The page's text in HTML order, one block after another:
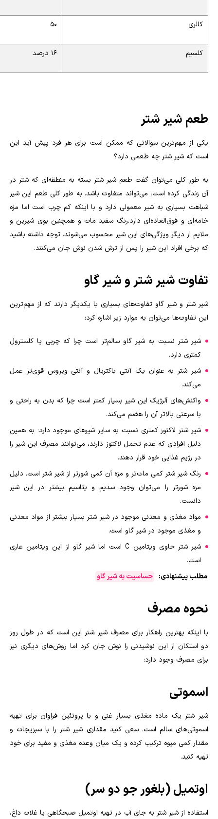
کالری 50
کلسیم 16 درصد
طعم شیر شتر
یکی از مهم‌ترین سوالاتی که ممکن است برای هر فرد پیش آید این
است که شیر شتر چه طعمی دارد؟
به طور کلی می‌توان گفت طعم شیر شتر بسته به منطقه‌ای که شتر در
آن زندگی کرده است، می‌تواند متفاوت باشد. به طور کلی طعم این شیر
شباهت بسیاری به شیر معمولی دارد و با اینکه کم چرب است اما مزه
خامه‌ای و فوق‌العاده‌ای دارد.رنگ سفید مات و همچنین بوی شیرین و
ملایم از دیگر ویژگی‌های این شیر محسوب می‌شوند. توجه داشته باشید
که برخی افراد این شیر را پس از ترش شدن نوش جان می‌کنند.
تفاوت شیر شتر و شیر گاو
شیر شتر و شیر گاو تفاوت‌های بسیاری با یکدیگر دارند که از مهم‌ترین
این تفاوت‌ها می‌توان به موارد زیر اشاره کرد:
شیر شتر نسبت به شیر گاو سالم‌تر است چرا که چربی یا کلسترول
کمتری دارد.
شیر شتر به عنوان یک آنتی باکتریال و آنتی ویروس قوی‌تر عمل
می‌کند.
واکنش‌های آلرژیک این شیر بسیار کمتر است چرا که بدن به راحتی و
با سرعتی بالاتر آن را هضم می‌کند.
شیر شتر لاکتوز کمتری نسبت به سایر شیرهای موجود دارد؛ به همین
دلیل افرادی که عدم تحمل لاکتوز دارند، می‌توانند مصرف این شیر را
در رژیم غذایی خود قرار دهند.
رنگ شیر شتر کمی مات‌تر و مزه آن کمی شورتر از شیر شتر است. دلیل
مزه شورتر را می‌توان وجود سدیم و پتاسیم بیشتر در این شیر
دانست.
مواد مغذی و معدنی موجود در شیر شتر بسیار بیشتر از مواد معدنی
و مغذی موجود در شیر گاو است.
شیر شتر حاوی ویتامین C است اما شیر گاو از این ویتامین عاری
است.
مطلب پیشنهادی:
حساسیت به شیر گاو
نحوه مصرف
با اینکه بهترین راهکار برای مصرف شیر شتر این است که در طول روز
دو‌ استکان از این نوشیدنی را نوش جان کرد اما روش‌های دیگری نیز
برای مصرف وجود دارد:
اسموتی
شیر شتر یک ماده مغذی بسیار غنی و با پروتئین فراوان برای تهیه
اسموتی‌های سالم است. سعی کنید مقداری شیر شتر را با سبزیجات و
مقدار کمی میوه ترکیب کرده و یک میان‌ وعده مغذی و مفید برای خود
تهیه کنید.
اوتمیل (بلغور جو دو سر)
استفاده از شیر شتر به جای آب در تهیه اوتمیل صبحگاهی یا غلات داغ،